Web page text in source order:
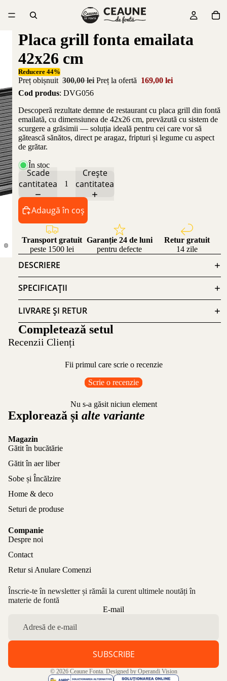
Placa grill fonta emailata
42x26 cm
Reducere 44%
Preț obișnuit 300,00 lei Preț la ofertă 169,00 lei
Cod produs: DVG056
Descoperă rezultate demne de restaurant cu placa grill din fontă
emailată, cu dimensiunea de 42x26 cm, prevăzută cu sistem de
scurgere a grăsimii — soluția ideală pentru cei care vor să
gătească sănătos, direct pe aragaz, fripturi și legume cu aspect
de grătar.
În stoc
Scade
cantitatea
Crește
cantitatea
Adaugă în coș
Transport gratuit
peste 1500 lei
Garanție 24 de luni
pentru defecte
Retur gratuit
14 zile
DESCRIERE
SPECIFICAȚII
LIVRARE ȘI RETUR
Completează setul
Recenzii Clienți
Fii primul care scrie o recenzie
Scrie o recenzie
Nu s-a găsit niciun element
Explorează și alte variante
Magazin
Gătit în bucătărie
Gătit în aer liber
Sobe și Încălzire
Home & deco
Seturi de produse
Companie
Despre noi
Contact
Retur si Anulare Comenzi
Înscrie-te în newsletter și rămâi la curent ultimele noutăți în
materie de fontă
E-mail
SUBSCRIBE
© 2026 Ceaune Fonta. Designed by Operandi Vision
Politica de confidențialitate
Aviz legal